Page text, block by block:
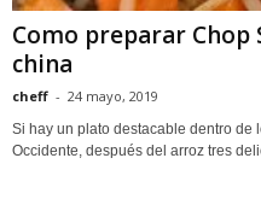
Como preparar Chop
china
cheff - 24 mayo, 2019
Si hay un plato destacable dentro de
Occidente, después del arroz tres